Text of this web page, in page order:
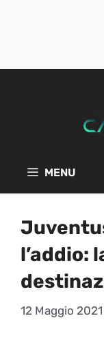
MENU
l’addio:
12 Maggio 2021